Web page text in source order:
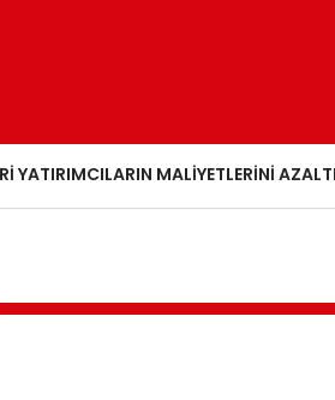
YATIRIMCILARIN MALIYETLERINI